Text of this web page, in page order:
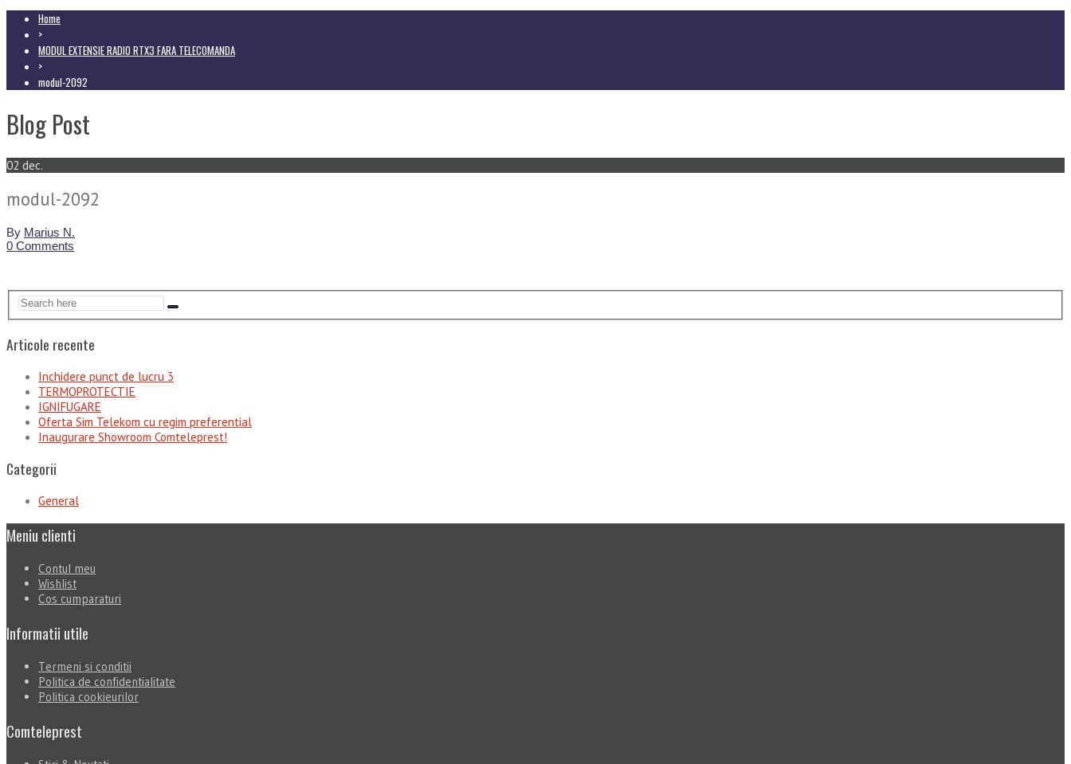
Home
>
MODUL EXTENSIE RADIO RTX3 FARA TELECOMANDA
>
modul-2092
Blog Post
02 dec.
modul-2092
By Marius N.
0 Comments
Articole recente
Inchidere punct de lucru 3
TERMOPROTECTIE
IGNIFUGARE
Oferta Sim Telekom cu regim preferential
Inaugurare Showroom Comteleprest!
Categorii
General
Meniu clienti
Contul meu
Wishlist
Cos cumparaturi
Informatii utile
Termeni si conditii
Politica de confidentialitate
Politica cookieurilor
Comteleprest